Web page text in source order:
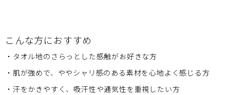
こんな方におすすめ
・タオル地のさらっとした感触がお好きな方
・肌が強めで、ややシャリ感のある素材を心地よく感じる方
・汗をかきやすく、吸汗性や通気性を重視したい方